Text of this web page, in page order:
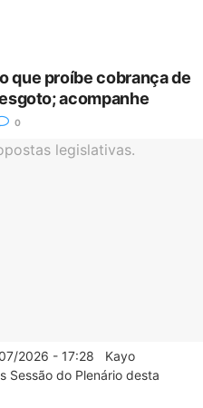
que proíbe cobrança de
acompanhe
0
07/2026 - 17:28 Kayo
Sessão do Plenário desta